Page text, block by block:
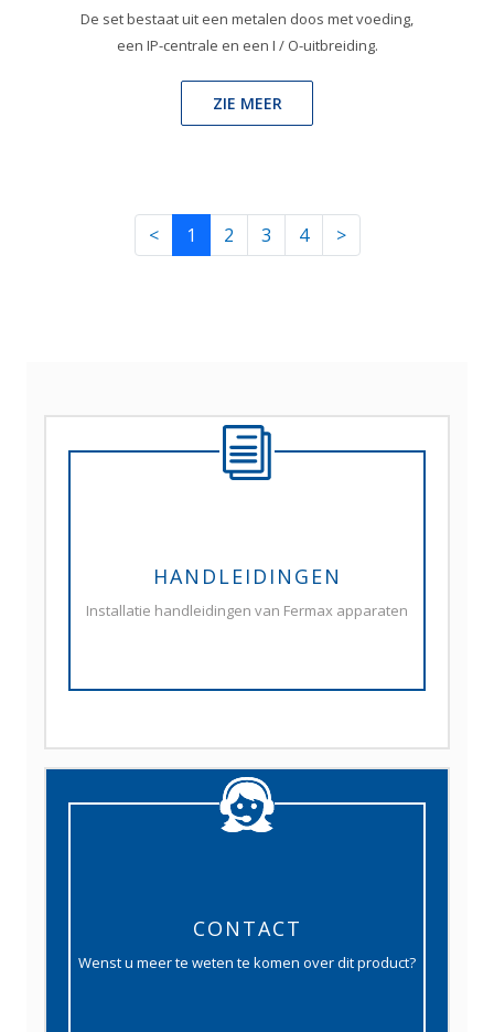
De set bestaat uit een metalen doos met voeding,
een IP-centrale en een I / O-uitbreiding.
ZIE MEER
< 1 2 3 4 >
HANDLEIDINGEN
Installatie handleidingen van Fermax apparaten
CONTACT
Wenst u meer te weten te komen over dit product?